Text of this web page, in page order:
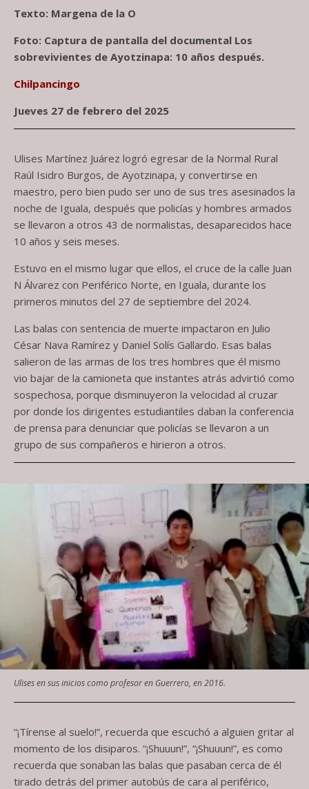
Texto: Margena de la O
Foto: Captura de pantalla del documental Los
sobrevivientes de Ayotzinapa: 10 años después.
Chilpancingo
Jueves 27 de febrero del 2025
Ulises Martínez Juárez logró egresar de la Normal Rural
Raúl Isidro Burgos, de Ayotzinapa, y convertirse en
maestro, pero bien pudo ser uno de sus tres asesinados la
noche de Iguala, después que policías y hombres armados
se llevaron a otros 43 de normalistas, desaparecidos hace
10 años y seis meses.
Estuvo en el mismo lugar que ellos, el cruce de la calle Juan
N Álvarez con Periférico Norte, en Iguala, durante los
primeros minutos del 27 de septiembre del 2024.
Las balas con sentencia de muerte impactaron en Julio
César Nava Ramírez y Daniel Solís Gallardo. Esas balas
salieron de las armas de los tres hombres que él mismo
vio bajar de la camioneta que instantes atrás advirtió como
sospechosa, porque disminuyeron la velocidad al cruzar
por donde los dirigentes estudiantiles daban la conferencia
de prensa para denunciar que policías se llevaron a un
grupo de sus compañeros e hirieron a otros.
Ulises en sus inicios como profesor en Guerrero, en 2016.
“¡Tírense al suelo!”, recuerda que escuchó a alguien gritar al
momento de los disiparos. “¡Shuuun!”, “¡Shuuun!”, es como
recuerda que sonaban las balas que pasaban cerca de él
tirado detrás del primer autobús de cara al periférico,